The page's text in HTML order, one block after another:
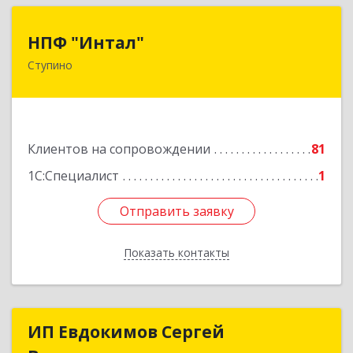
НПФ "Интал"
Ступино
Клиентов на сопровождении
81
1С:Специалист
1
Отправить заявку
Показать контакты
142800, Московская обл, Ступинский р-н,
Отправить заявку
Назад
ИП Евдокимов СергейИП Евдокимов Сергей